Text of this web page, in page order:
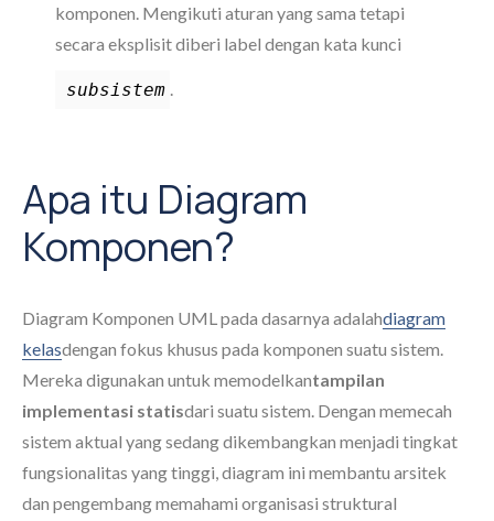
komponen. Mengikuti aturan yang sama tetapi
secara eksplisit diberi label dengan kata kunci
subsistem .
Apa itu Diagram
Komponen?
Diagram Komponen UML pada dasarnya adalahdiagram
kelasdengan fokus khusus pada komponen suatu sistem.
Mereka digunakan untuk memodelkantampilan
implementasi statisdari suatu sistem. Dengan memecah
sistem aktual yang sedang dikembangkan menjadi tingkat
fungsionalitas yang tinggi, diagram ini membantu arsitek
dan pengembang memahami organisasi struktural